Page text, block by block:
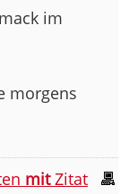
im
morgens
mitZitat